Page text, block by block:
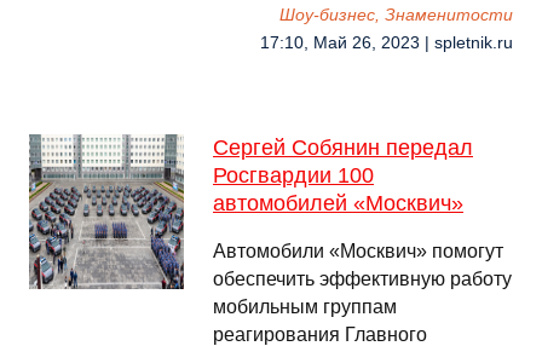
Шоу-бизнес, Знаменитости
17:10, Май 26, 2023 | spletnik.ru
Сергей Собянин передал
Росгвардии 100
автомобилей «Москвич»
Автомобили «Москвич» помогут
обеспечить эффективную работу
мобильным группам
реагирования Главного